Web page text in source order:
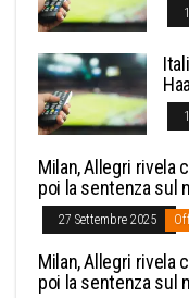
Milan, Allegri rivela
poi la sentenza sul
27 Settembre 2025
Milan, Allegri rivela
poi la sentenza sul